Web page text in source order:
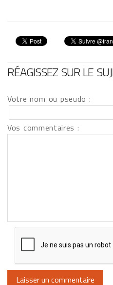
RÉAGISSEZ SUR LE
Votre nom ou pseudo :
Vos commentaires :